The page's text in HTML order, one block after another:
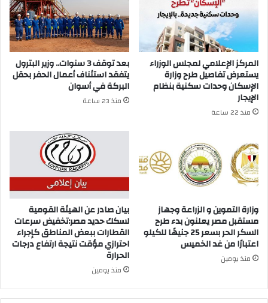
المركز الإعلامي لمجلس الوزراء
يستعرض تفاصيل طرح وزارة
الإسكان وحدات سكنية بنظام
الإيجار
منذ 22 ساعة
بعد توقف 3 سنوات.. وزير البترول
يتفقد استئناف أعمال الحفر بحقل
البركة في أسوان
منذ 23 ساعة
وزارة التموين و الزراعة وجهاز
مستقبل مصر يعلنون بدء طرح
السكر الحر بسعر 25 جنيهًا للكيلو
اعتبارًا من غد الخميس
منذ يومين
بيان صادر عن الهيئة القومية
لسكك حديد مصر:تخفيض سرعات
القطارات ببعض المناطق كإجراء
احترازي مؤقت نتيجة ارتفاع درجات
الحرارة
منذ يومين